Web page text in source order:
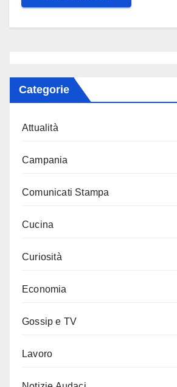
Categorie
Attualità
Campania
Comunicati Stampa
Cucina
Curiosità
Economia
Gossip e TV
Lavoro